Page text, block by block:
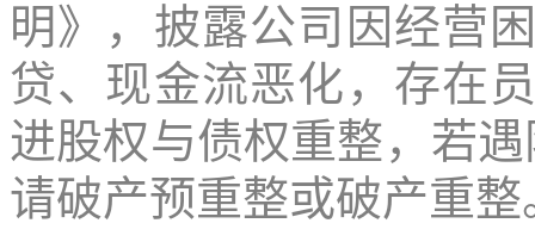
明》，披露公司因经营
贷、现金流恶化，存在
进股权与债权重整，若
请破产预重整或破产重整